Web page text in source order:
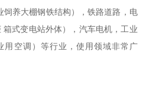
养大棚钢铁结构），铁路道路，电
式变电站外体），汽车电机，工业
用空调）等行业，使用领域非常广